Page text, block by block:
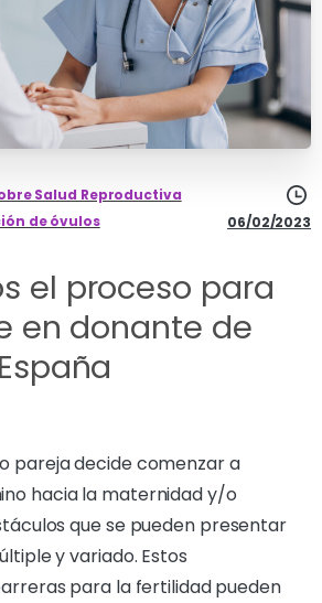
Salud Reproductiva
de óvulos
06/02/2023
el proceso para
en donante de
pareja decide comenzar a
hacia la maternidad y/o
que se pueden presentar
y variado. Estos
para la fertilidad pueden